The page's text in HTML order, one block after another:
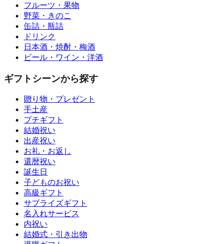
フルーツ・果物
野菜・きのこ
缶詰・瓶詰
ドリンク
日本酒・焼酎・梅酒
ビール・ワイン・洋酒
ギフトシーンから探す
贈り物・プレゼント
手土産
プチギフト
結婚祝い
出産祝い
お礼・お返し
還暦祝い
誕生日
子どものお祝い
高級ギフト
サプライズギフト
名入れサービス
内祝い
結婚式・引き出物